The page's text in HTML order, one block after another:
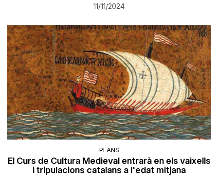
11/11/2024
PLANS
El Curs de Cultura Medieval entrarà en els vaixells
i tripulacions catalans a l'edat mitjana